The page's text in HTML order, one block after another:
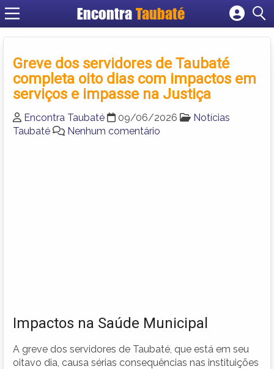
EncontraTaubaté
Cadastrar empresa
Criar conta
Greve dos servidores de Taubaté
completa oito dias com impactos em
serviços e impasse na Justiça
Encontra Taubaté 09/06/2026
Notícias
Taubaté
Nenhum comentário
Impactos na Saúde Municipal
A greve dos servidores de Taubaté, que está em seu
oitavo dia, causa sérias consequências nas instituições